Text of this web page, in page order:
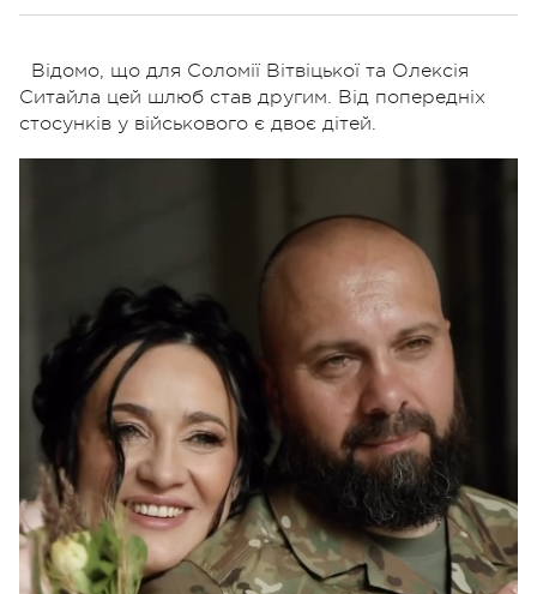
Відомо, що для Соломії Вітвіцької та Олексія
Ситайла цей шлюб став другим. Від попередніх
стосунків у військового є двоє дітей.